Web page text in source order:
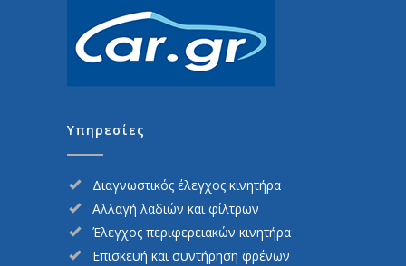
Υπηρεσίες
Διαγνωστικός έλεγχος κινητήρα
Αλλαγή λαδιών και φίλτρων
Έλεγχος περιφερειακών κινητήρα
Επισκευή και συντήρηση φρένων